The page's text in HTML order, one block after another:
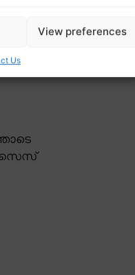
View preferences
Us